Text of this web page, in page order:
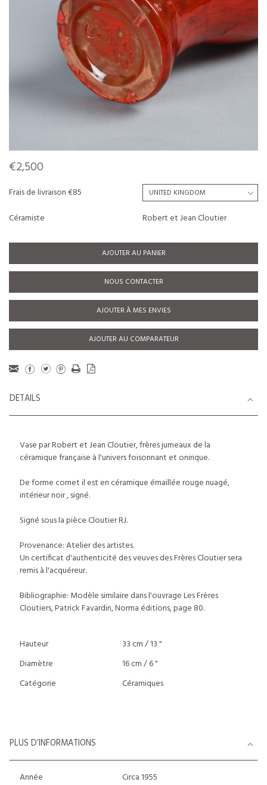
€2,500
Frais de livraison €85
Céramiste
Robert et Jean Cloutier
AJOUTER AU PANIER
NOUS CONTACTER
AJOUTER À MES ENVIES
AJOUTER AU COMPARATEUR
DETAILS
Vase par Robert et Jean Cloutier, frères jumeaux de la
céramique française à l'univers foisonnant et onirique.
De forme cornet il est en céramique émaillée rouge nuagé,
intérieur noir , signé.
Signé sous la pièce Cloutier RJ.
Provenance: Atelier des artistes.
Un certificat d'authenticité des veuves des Frères Cloutier sera
remis à l'acquéreur.
Bibliographie: Modèle similaire dans l'ouvrage Les Frères
Cloutiers, Patrick Favardin, Norma éditions, page 80.
Hauteur
33 cm / 13 "
Diamètre
16 cm / 6 "
Catégorie
Céramiques
PLUS D’INFORMATIONS
Année
Circa 1955